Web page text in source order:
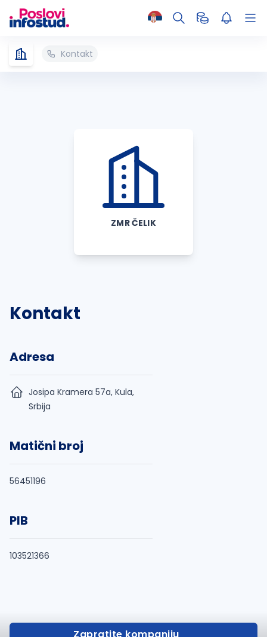
Kontakt
ZMR ČELIK
Kontakt
Adresa
Josipa Kramera 57a, Kula,
Srbija
Matični broj
56451196
PIB
103521366